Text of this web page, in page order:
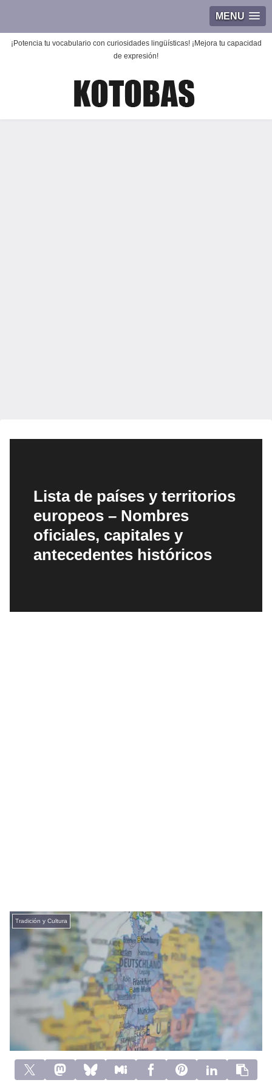
MENU
¡Potencia tu vocabulario con curiosidades lingüísticas! ¡Mejora tu capacidad
de expresión!
Lista de países y territorios
europeos – Nombres
oficiales, capitales y
antecedentes históricos
Tradición y Cultura